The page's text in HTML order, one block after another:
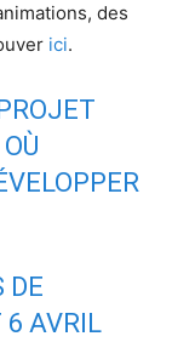
des
ici.
DE
6 AVRIL